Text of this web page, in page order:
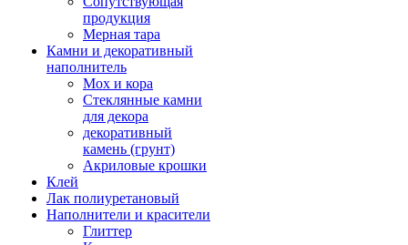
продукция
Мерная тара
Камни и декоративный
наполнитель
Мох и кора
Стеклянные камни
для декора
декоративный
камень (грунт)
Акриловые крошки
Клей
Лак полиуретановый
Наполнители и красители
Глиттер